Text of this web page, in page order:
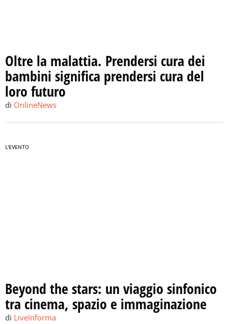
Oltre la malattia. Prendersi cura dei
bambini significa prendersi cura del
loro futuro
di OnlineNews
L'EVENTO
Beyond the stars: un viaggio sinfonico
tra cinema, spazio e immaginazione
di LiveInforma